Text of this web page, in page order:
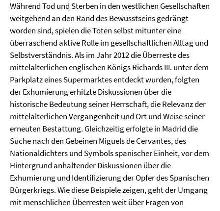
Während Tod und Sterben in den westlichen Gesellschaften
weitgehend an den Rand des Bewusstseins gedrängt
worden sind, spielen die Toten selbst mitunter eine
überraschend aktive Rolle im gesellschaftlichen Alltag und
Selbstverständnis. Als im Jahr 2012 die Überreste des
mittelalterlichen englischen Königs Richards III. unter dem
Parkplatz eines Supermarktes entdeckt wurden, folgten
der Exhumierung erhitzte Diskussionen über die
historische Bedeutung seiner Herrschaft, die Relevanz der
mittelalterlichen Vergangenheit und Ort und Weise seiner
erneuten Bestattung. Gleichzeitig erfolgte in Madrid die
Suche nach den Gebeinen Miguels de Cervantes, des
Nationaldichters und Symbols spanischer Einheit, vor dem
Hintergrund anhaltender Diskussionen über die
Exhumierung und Identifizierung der Opfer des Spanischen
Bürgerkriegs. Wie diese Beispiele zeigen, geht der Umgang
mit menschlichen Überresten weit über Fragen von